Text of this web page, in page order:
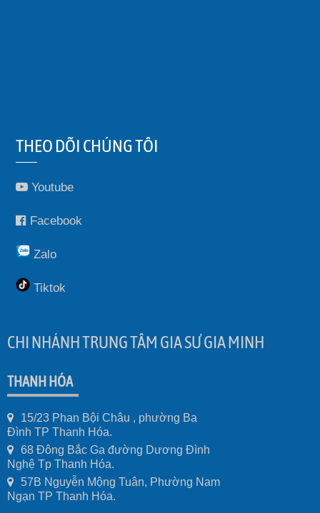
THEO DÕI CHÚNG TÔI
Youtube
Facebook
Zalo
Tiktok
CHI NHÁNH TRUNG TÂM GIA SƯ GIA MINH
THANH HÓA
15/23 Phan Bội Châu , phường Ba
Đình TP Thanh Hóa.
68 Đông Bắc Ga đường Dương Đình
Nghệ Tp Thanh Hóa.
57B Nguyễn Mộng Tuân, Phường Nam
Ngạn TP Thanh Hóa.